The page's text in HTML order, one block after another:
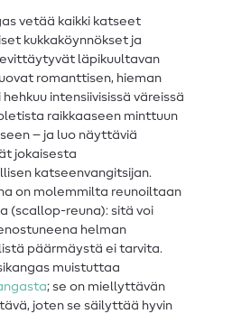
vetää kaikki katseet
kukkaköynnökset ja
läpikuultavan
romanttisen, hieman
intensiivisissä väreissä
raikkaaseen minttuun
– ja luo näyttäviä
jokaisesta
katseenvangitsijan.
on molemmilta reunoiltaan
(scallop-reuna): sitä voi
helman
päärmäystä ei tarvita.
muistuttaa
; se on miellyttävän
joten se säilyttää hyvin